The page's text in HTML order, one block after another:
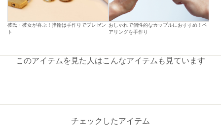
彼氏・彼女が喜ぶ！指輪は手作りでプレゼン
ト
おしゃれで個性的なカップルにおすすめ！ペ
アリングを手作り
このアイテムを見た人はこんなアイテムも見ています
チェックしたアイテム